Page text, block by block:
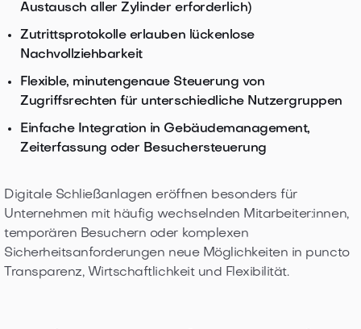
Austausch aller Zylinder erforderlich)
Zutrittsprotokolle erlauben lückenlose
Nachvollziehbarkeit
Flexible, minutengenaue Steuerung von
Zugriffsrechten für unterschiedliche Nutzergruppen
Einfache Integration in Gebäudemanagement,
Zeiterfassung oder Besuchersteuerung
Digitale Schließanlagen eröffnen besonders für
Unternehmen mit häufig wechselnden Mitarbeiter:innen,
temporären Besuchern oder komplexen
Sicherheitsanforderungen neue Möglichkeiten in puncto
Transparenz, Wirtschaftlichkeit und Flexibilität.